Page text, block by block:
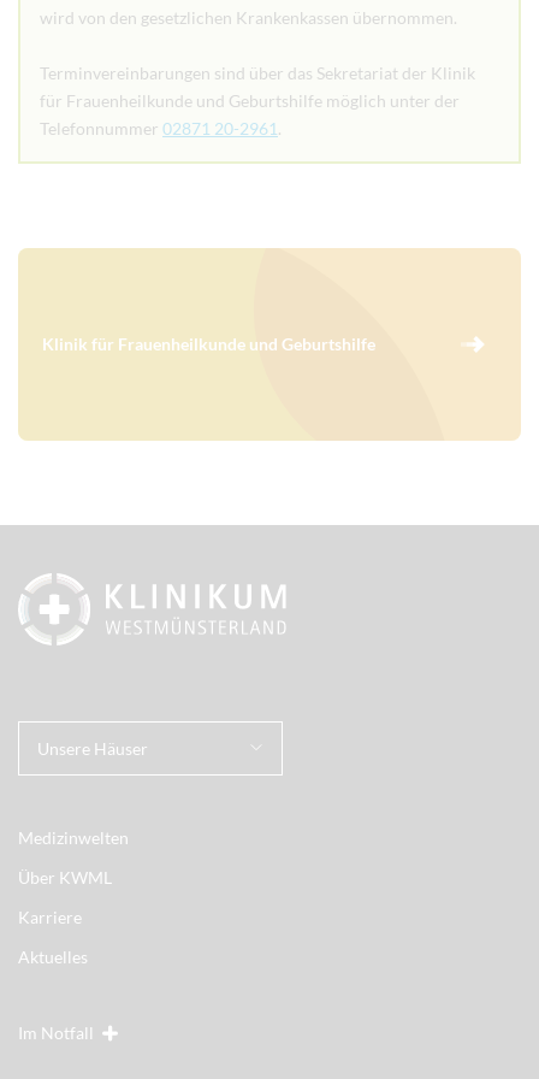
wird von den gesetzlichen Krankenkassen übernommen.
Terminvereinbarungen sind über das Sekretariat der Klinik
für Frauenheilkunde und Geburtshilfe möglich unter der
Telefonnummer 02871 20-2961 .
Klinik für Frauenheilkunde und Geburtshilfe
Unsere Häuser
Medizinwelten
Über KWML
Karriere
Aktuelles
Im Notfall